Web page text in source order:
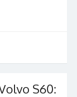
S60: